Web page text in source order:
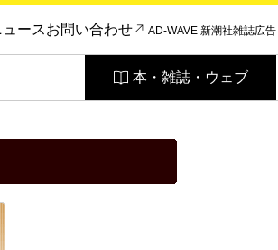
ュースお問い合わせ AD-WAVE 新潮社雑誌広告
本・雑誌・ウェブ